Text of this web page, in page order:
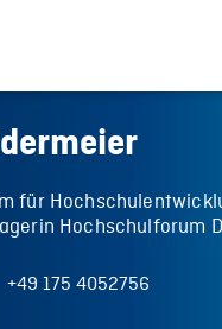
für
Hochschulforum
+49 175 4052756